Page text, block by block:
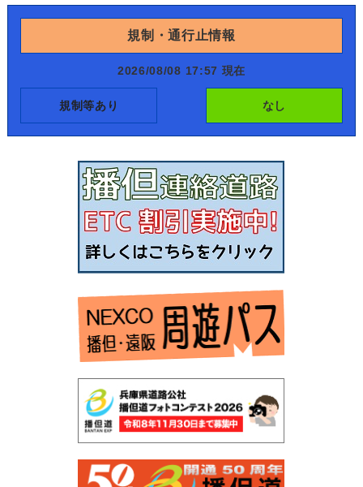
規制・通行止情報
2026/08/08 17:57 現在
規制等あり なし